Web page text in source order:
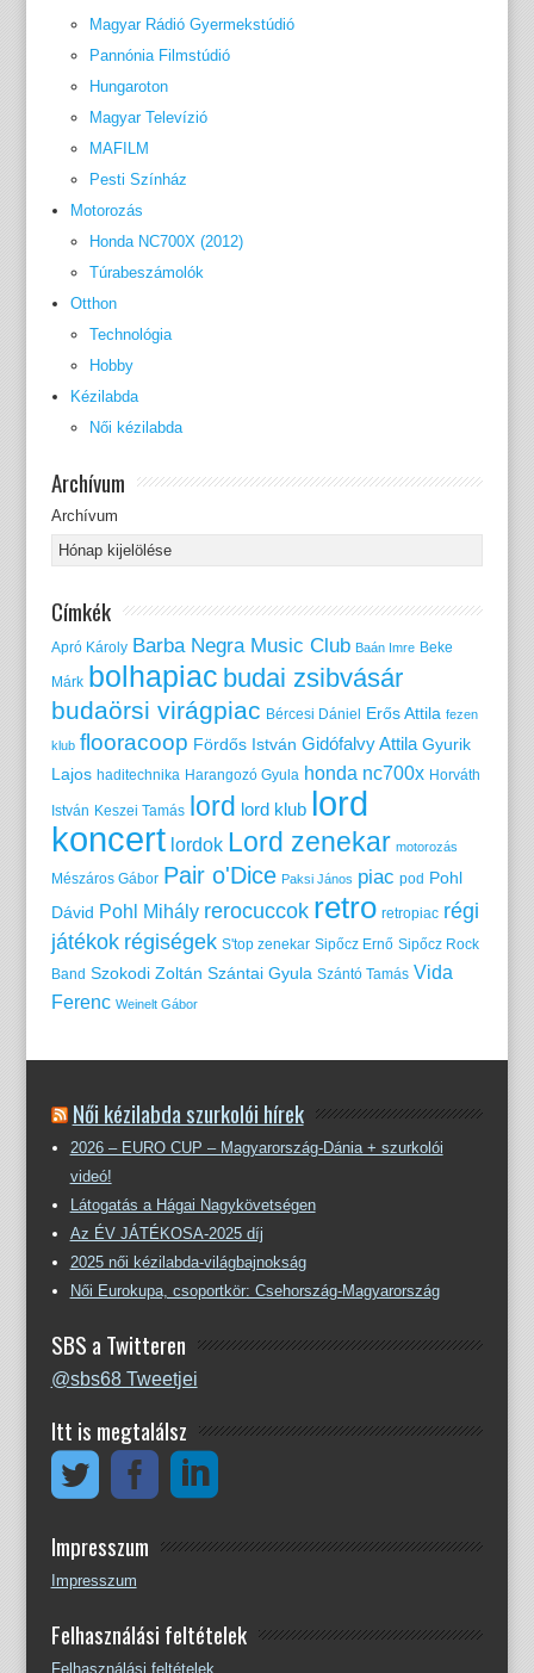
Magyar Rádió Gyermekstúdió
Pannónia Filmstúdió
Hungaroton
Magyar Televízió
MAFILM
Pesti Színház
Motorozás
Honda NC700X (2012)
Túrabeszámolók
Otthon
Technológia
Hobby
Kézilabda
Női kézilabda
Archívum
Archívum
Címkék
Apró Károly Barba Negra Music Club Baán Imre Beke
Márk bolhapiac budai zsibvásár
budaörsi virágpiac Bércesi Dániel Erős Attila fezen
klub flooracoop Fördős István Gidófalvy Attila Gyurik
Lajos haditechnika Harangozó Gyula honda nc700x Horváth
István Keszei Tamás lord lord klub lord
koncert lordok Lord zenekar motorozás
Mészáros Gábor Pair o'Dice Paksi János piac pod Pohl
Dávid Pohl Mihály rerocuccok retro retropiac régi
játékok régiségek S'top zenekar Sipőcz Ernő Sipőcz Rock
Band Szokodi Zoltán Szántai Gyula Szántó Tamás Vida
Ferenc Weinelt Gábor
Női kézilabda szurkolói hírek
2026 – EURO CUP – Magyarország-Dánia + szurkolói
videó!
Látogatás a Hágai Nagykövetségen
Az ÉV JÁTÉKOSA-2025 díj
2025 női kézilabda-világbajnokság
Női Eurokupa, csoportkör: Csehország-Magyarország
SBS a Twitteren
@sbs68 Tweetjei
Itt is megtalálsz
Impresszum
Impresszum
Felhasználási feltételek
Felhasználási feltételek